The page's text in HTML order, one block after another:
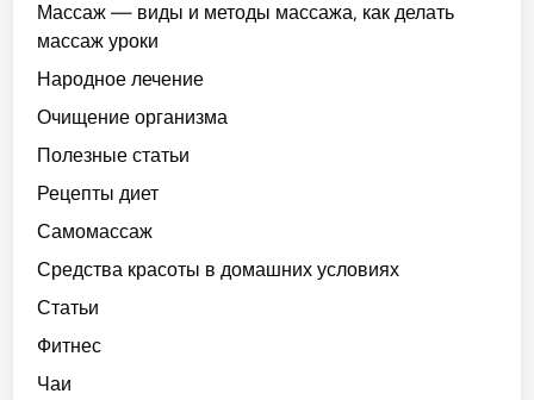
Массаж — виды и методы массажа, как делать
массаж уроки
Народное лечение
Очищение организма
Полезные статьи
Рецепты диет
Самомассаж
Средства красоты в домашних условиях
Статьи
Фитнес
Чаи